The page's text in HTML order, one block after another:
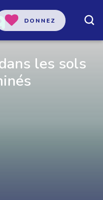
DONNEZ
les sols